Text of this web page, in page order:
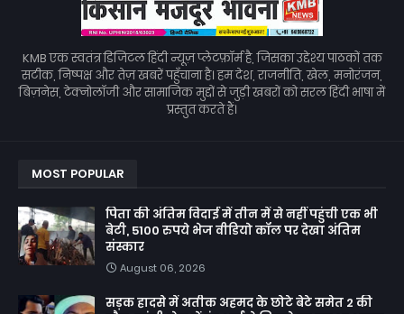
KMB एक स्वतंत्र डिजिटल हिंदी न्यूज़ प्लेटफ़ॉर्म है, जिसका उद्देश्य पाठकों तक
सटीक, निष्पक्ष और तेज़ खबरें पहुँचाना है। हम देश, राजनीति, खेल, मनोरंजन,
बिज़नेस, टेक्नोलॉजी और सामाजिक मुद्दों से जुड़ी खबरों को सरल हिंदी भाषा में
प्रस्तुत करते हैं।
MOST POPULAR
पिता की अंतिम विदाई में तीन में से नहीं पहुंची एक भी
बेटी, 5100 रुपये भेज वीडियो कॉल पर देखा अंतिम
संस्कार
August 06, 2026
सड़क हादसे में अतीक अहमद के छोटे बेटे समेत 2 की